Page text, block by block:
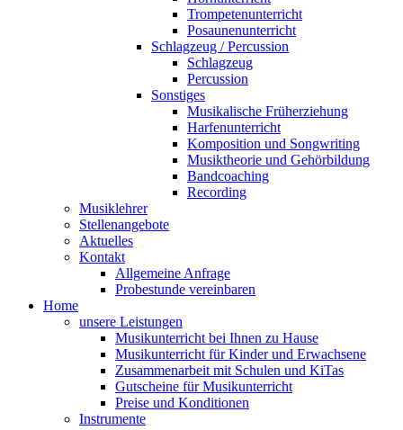
Trompetenunterricht
Posaunenunterricht
Schlagzeug / Percussion
Schlagzeug
Percussion
Sonstiges
Musikalische Früherziehung
Harfenunterricht
Komposition und Songwriting
Musiktheorie und Gehörbildung
Bandcoaching
Recording
Musiklehrer
Stellenangebote
Aktuelles
Kontakt
Allgemeine Anfrage
Probestunde vereinbaren
Home
unsere Leistungen
Musikunterricht bei Ihnen zu Hause
Musikunterricht für Kinder und Erwachsene
Zusammenarbeit mit Schulen und KiTas
Gutscheine für Musikunterricht
Preise und Konditionen
Instrumente